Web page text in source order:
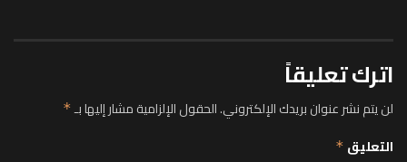
اترك تعليقاً
لن يتم نشر عنوان بريدك الإلكتروني.الحقول الإلزامية مشار إليها بـ*
التعليق *